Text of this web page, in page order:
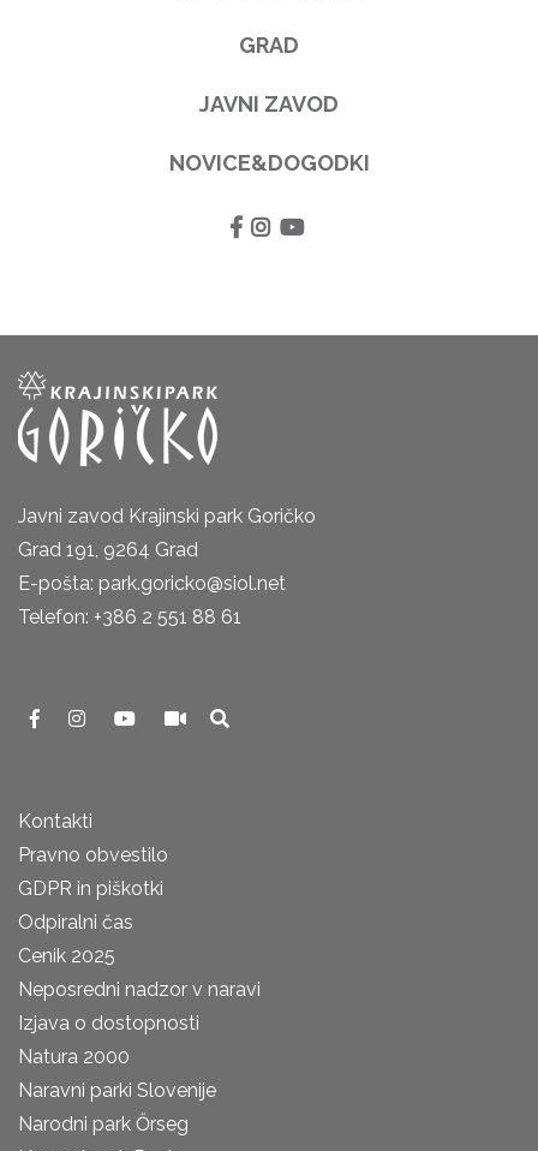
GRAD
JAVNI ZAVOD
NOVICE&DOGODKI
Javni zavod Krajinski park Goričko
Grad 191, 9264 Grad
E-pošta: park.goricko@siol.net
Telefon: +386 2 551 88 61
Kontakti
Pravno obvestilo
GDPR in piškotki
Odpiralni čas
Cenik 2025
Neposredni nadzor v naravi
Izjava o dostopnosti
Natura 2000
Naravni parki Slovenije
Narodni park Őrseg